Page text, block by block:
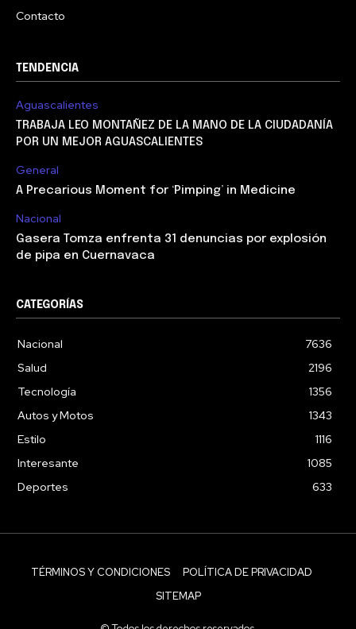
Contacto
TENDENCIA
Aguascalientes
TRABAJA LEO MONTAÑEZ DE LA MANO DE LA CIUDADANÍA
POR UN MEJOR AGUASCALIENTES
General
A Precarious Moment for ‘Pimping’ in Medicine
Nacional
Gasera Tomza enfrenta 31 denuncias por explosión
de pipa en Cuernavaca
CATEGORÍAS
Nacional
7636
Salud
2196
Tecnología
1356
Autos y Motos
1343
Estilo
1116
Interesante
1085
Deportes
633
TÉRMINOS Y CONDICIONES
POLÍTICA DE PRIVACIDAD
SITEMAP